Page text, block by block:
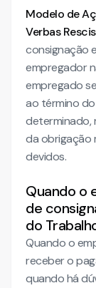
Modelo de
Verbas
consignação
empregador
empregado
ao término
determinado,
da obrigação
devidos.
Quando o
de
do
Quando o
receber o
quando há